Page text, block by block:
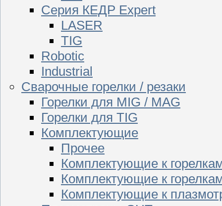
Серия КЕДР Expert
LASER
TIG
Robotic
Industrial
Сварочные горелки / резаки
Горелки для MIG / MAG
Горелки для TIG
Комплектующие
Прочее
Комплектующие к
Комплектующие к
Комплектующие к